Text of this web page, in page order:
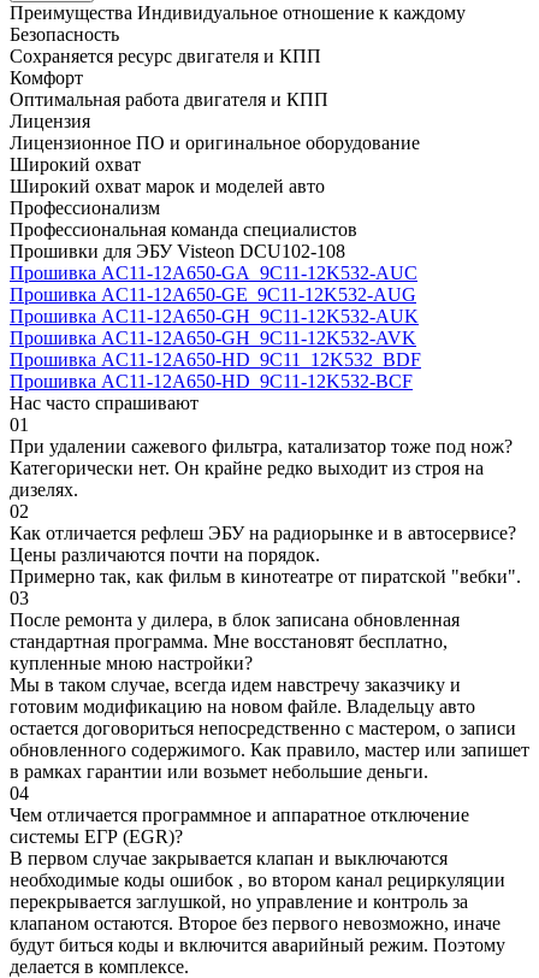
Преимущества Индивидуальное отношение к каждому
Безопасность
Сохраняется ресурс двигателя и КПП
Комфорт
Оптимальная работа двигателя и КПП
Лицензия
Лицензионное ПО и оригинальное оборудование
Широкий охват
Широкий охват марок и моделей авто
Профессионализм
Профессиональная команда специалистов
Прошивки для ЭБУ Visteon DCU102-108
Прошивка AC11-12A650-GA_9C11-12K532-AUC
Прошивка AC11-12A650-GE_9C11-12K532-AUG
Прошивка AC11-12A650-GH_9C11-12K532-AUK
Прошивка AC11-12A650-GH_9C11-12K532-AVK
Прошивка AC11-12A650-HD_9C11_12K532_BDF
Прошивка AC11-12A650-HD_9C11-12K532-BCF
Нас часто спрашивают
01
При удалении сажевого фильтра, катализатор тоже под нож?
Категорически нет. Он крайне редко выходит из строя на
дизелях.
02
Как отличается рефлеш ЭБУ на радиорынке и в автосервисе?
Цены различаются почти на порядок.
Примерно так, как фильм в кинотеатре от пиратской "вебки".
03
После ремонта у дилера, в блок записана обновленная
стандартная программа. Мне восстановят бесплатно,
купленные мною настройки?
Мы в таком случае, всегда идем навстречу заказчику и
готовим модификацию на новом файле. Владельцу авто
остается договориться непосредственно с мастером, о записи
обновленного содержимого. Как правило, мастер или запишет
в рамках гарантии или возьмет небольшие деньги.
04
Чем отличается программное и аппаратное отключение
системы ЕГР (EGR)?
В первом случае закрывается клапан и выключаются
необходимые коды ошибок , во втором канал рециркуляции
перекрывается заглушкой, но управление и контроль за
клапаном остаются. Второе без первого невозможно, иначе
будут биться коды и включится аварийный режим. Поэтому
делается в комплексе.